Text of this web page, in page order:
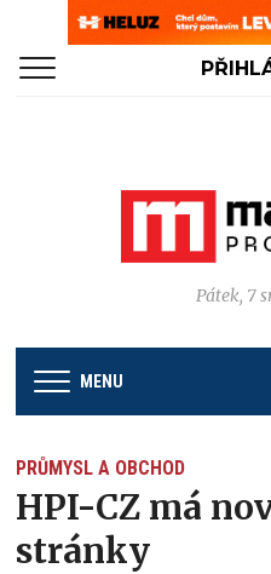
Pátek, 7
MENU
PRŮMYSL A OBCHOD
HPI-CZ má
stránky